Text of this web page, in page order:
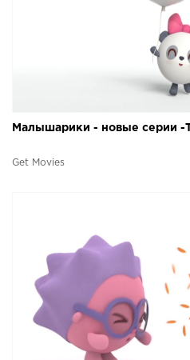
Малышарики - новые серии -
Get Movies